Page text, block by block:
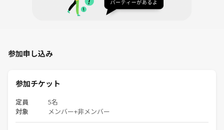
参加申し込み
参加チケット
定員 5名
対象 メンバー+非メンバー